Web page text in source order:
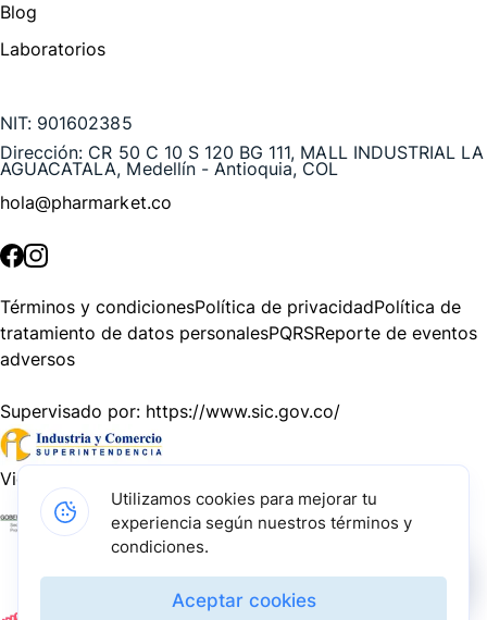
Blog
Laboratorios
NIT: 901602385
Dirección: CR 50 C 10 S 120 BG 111, MALL INDUSTRIAL LA
AGUACATALA, Medellín - Antioquia, COL
hola@pharmarket.co
Términos y condicionesPolítica de privacidadPolítica de
tratamiento de datos personalesPQRSReporte de eventos
adversos
Supervisado por: https://www.sic.gov.co/
Vigilado por:
Gracias a nuestros impulsadores, podemos presentarte la
solución tecnológica más avanzada para resolver los
desafíos farmacéuticos de la actualidad.
Utilizamos cookies para mejorar tu
experiencia según nuestros términos y
condiciones.
Aceptar cookies